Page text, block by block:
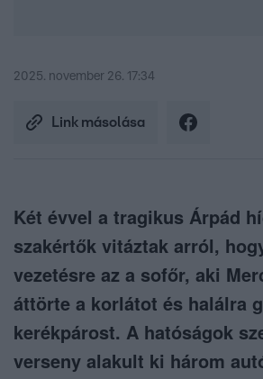
2025. november 26. 17:34
Link másolása
Két évvel a tragikus Árpád
szakértők vitáztak arról,
vezetésre az a sofőr, aki
áttörte a korlátot és halálra
kerékpárost. A hatóságok
verseny alakult ki három